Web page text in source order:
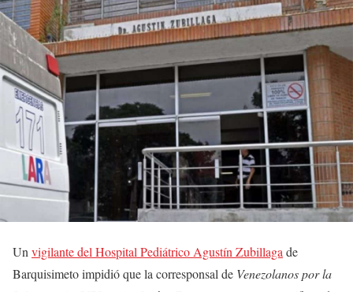
Un vigilante del Hospital Pediátrico Agustín Zubillaga de
Barquisimeto impidió que la corresponsal de Venezolanos por la